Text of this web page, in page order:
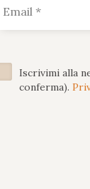
Iscrivimi alla
conferma).